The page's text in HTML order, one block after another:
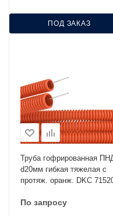
ПОД ЗАКАЗ
Труба гофрированная
d20мм гибкая тяжелая с
протяж. оранж. DKC
По запросу